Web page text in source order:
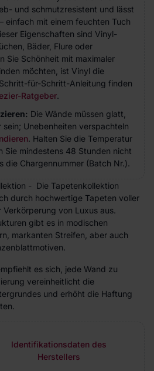
und schmutzresistent und lässt
einfach mit einem feuchten Tuch
Eigenschaften sind Vinyl-
Bäder, Flure oder
Sie Schönheit mit maximaler
möchten, ist Vinyl die
für-Schritt-Anleitung finden
Ratgeber.
Die Wände müssen glatt,
Unebenheiten verspachteln
. Halten Sie die Temperatur
Sie mindestens 48 Stunden nicht
die Chargennummer (Batch Nr.).
- Die Tapetenkollektion
durch hochwertige Tapeten voller
von Luxus aus.
gibt es in modischen
markanten Streifen, aber auch
es sich, jede Wand zu
vereinheitlicht die
und erhöht die Haftung
Identifikationsdaten des
Herstellers